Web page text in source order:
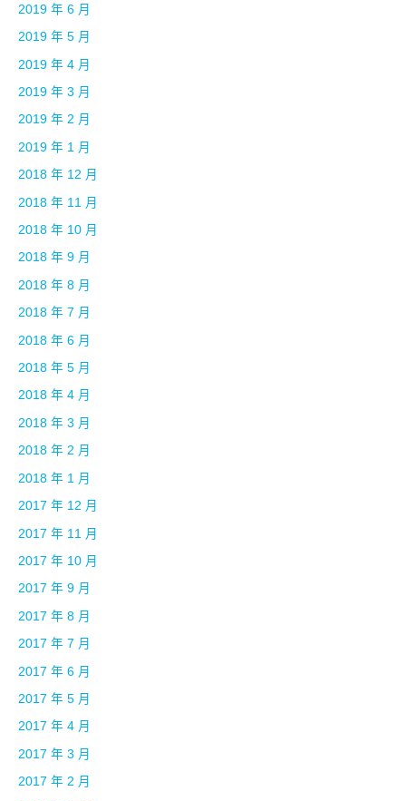
2019 年 6 月
2019 年 5 月
2019 年 4 月
2019 年 3 月
2019 年 2 月
2019 年 1 月
2018 年 12 月
2018 年 11 月
2018 年 10 月
2018 年 9 月
2018 年 8 月
2018 年 7 月
2018 年 6 月
2018 年 5 月
2018 年 4 月
2018 年 3 月
2018 年 2 月
2018 年 1 月
2017 年 12 月
2017 年 11 月
2017 年 10 月
2017 年 9 月
2017 年 8 月
2017 年 7 月
2017 年 6 月
2017 年 5 月
2017 年 4 月
2017 年 3 月
2017 年 2 月